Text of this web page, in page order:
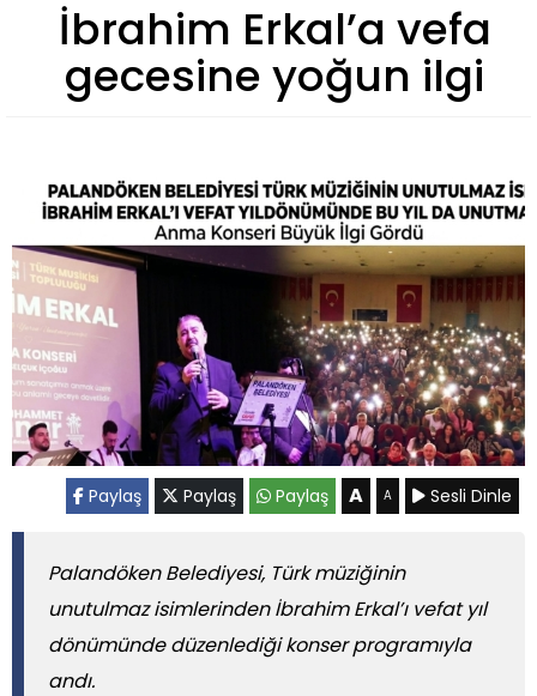
İbrahim Erkal’a vefa
gecesine yoğun ilgi
Paylaş Paylaş Paylaş A A Sesli Dinle
Palandöken Belediyesi, Türk müziğinin
unutulmaz isimlerinden İbrahim Erkal’ı vefat yıl
dönümünde düzenlediği konser programıyla
andı.